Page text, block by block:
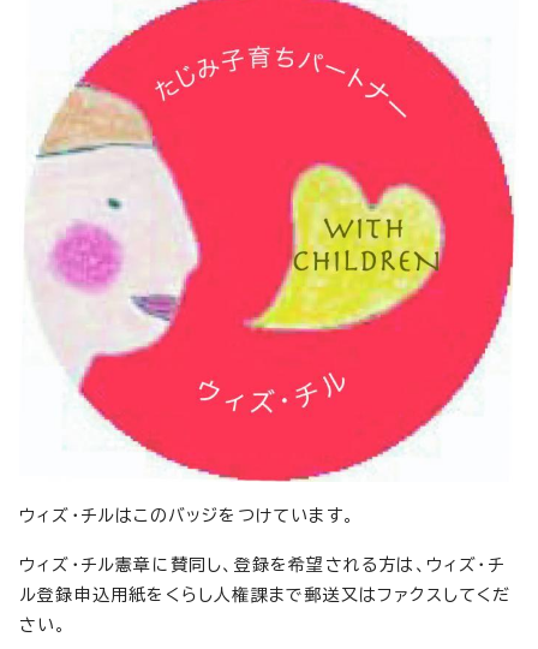
ウィズ・チルはこのバッジをつけています。
ウィズ・チル憲章に賛同し、登録を希望される方は、ウィズ・チ
ル登録申込用紙をくらし人権課まで郵送又はファクスしてくだ
さい。